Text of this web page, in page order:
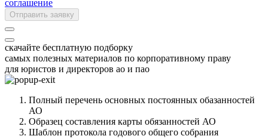
соглашение
Отправить заявку
скачайте бесплатную подборку
самых полезных материалов по корпоративному праву
для юристов и директоров ао и пао
Полный перечень основных постоянных обазанностей
АО
Образец составления карты обязанностей АО
Шаблон протокола годового общего собрания